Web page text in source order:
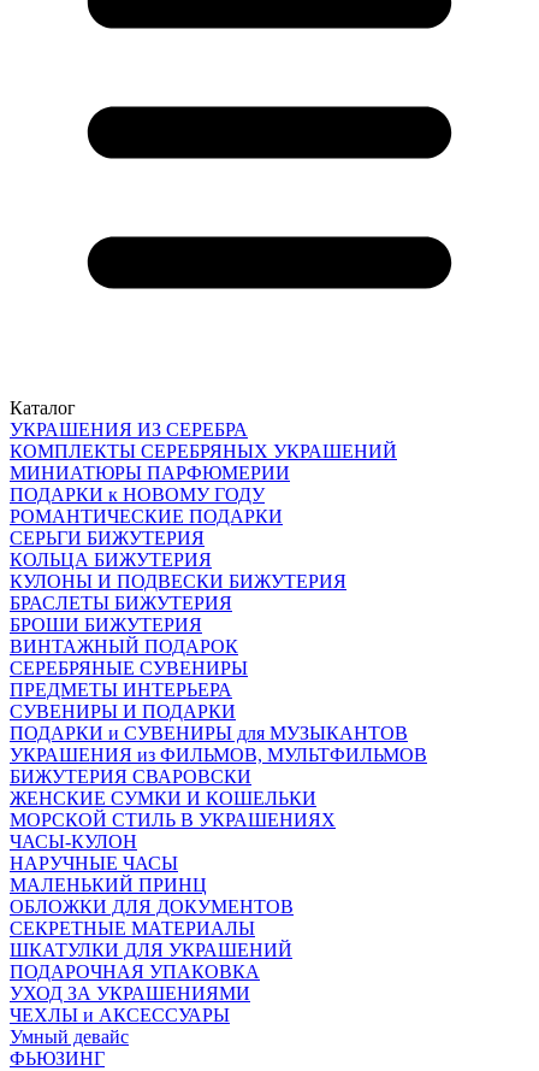
Каталог
УКРАШЕНИЯ ИЗ СЕРЕБРА
КОМПЛЕКТЫ СЕРЕБРЯНЫХ УКРАШЕНИЙ
МИНИАТЮРЫ ПАРФЮМЕРИИ
ПОДАРКИ к НОВОМУ ГОДУ
РОМАНТИЧЕСКИЕ ПОДАРКИ
СЕРЬГИ БИЖУТЕРИЯ
КОЛЬЦА БИЖУТЕРИЯ
КУЛОНЫ И ПОДВЕСКИ БИЖУТЕРИЯ
БРАСЛЕТЫ БИЖУТЕРИЯ
БРОШИ БИЖУТЕРИЯ
ВИНТАЖНЫЙ ПОДАРОК
СЕРЕБРЯНЫЕ СУВЕНИРЫ
ПРЕДМЕТЫ ИНТЕРЬЕРА
СУВЕНИРЫ И ПОДАРКИ
ПОДАРКИ и СУВЕНИРЫ для МУЗЫКАНТОВ
УКРАШЕНИЯ из ФИЛЬМОВ, МУЛЬТФИЛЬМОВ
БИЖУТЕРИЯ СВАРОВСКИ
ЖЕНСКИЕ СУМКИ И КОШЕЛЬКИ
МОРСКОЙ СТИЛЬ В УКРАШЕНИЯХ
ЧАСЫ-КУЛОН
НАРУЧНЫЕ ЧАСЫ
МАЛЕНЬКИЙ ПРИНЦ
ОБЛОЖКИ ДЛЯ ДОКУМЕНТОВ
СЕКРЕТНЫЕ МАТЕРИАЛЫ
ШКАТУЛКИ ДЛЯ УКРАШЕНИЙ
ПОДАРОЧНАЯ УПАКОВКА
УХОД ЗА УКРАШЕНИЯМИ
ЧEХЛЫ и АКСЕССУАРЫ
Умный девайс
ФЬЮЗИНГ